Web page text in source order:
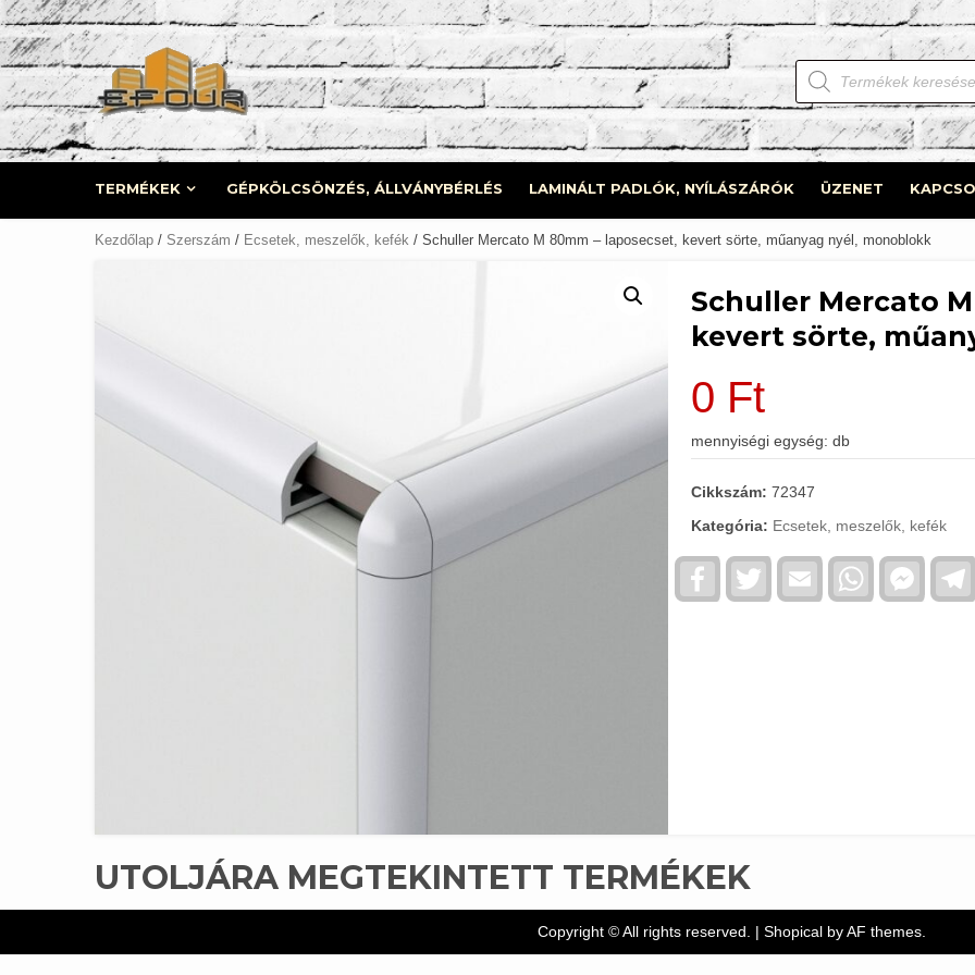
Skip
to
content
Products
search
TERMÉKEK GÉPKÖLCSÖNZÉS, ÁLLVÁNYBÉRLÉS LAMINÁLT PADLÓK, NYÍLÁSZÁRÓK ÜZENET
Kezdőlap / Szerszám / Ecsetek, meszelők, kefék / Schuller Mercato M 80mm – laposecset, kevert sörte, műanyag nyél, monoblokk
Schuller Mercato
kevert sörte,
0 Ft
mennyiségi egység: db
Cikkszám:72347
Kategória: Ecsetek, meszelők, kefék
FacebookTwitter Email WhatsApp
UTOLJÁRA MEGTEKINTETT TERMÉKEK
Copyright © All rights reserved. | Shopicalby AF themes.